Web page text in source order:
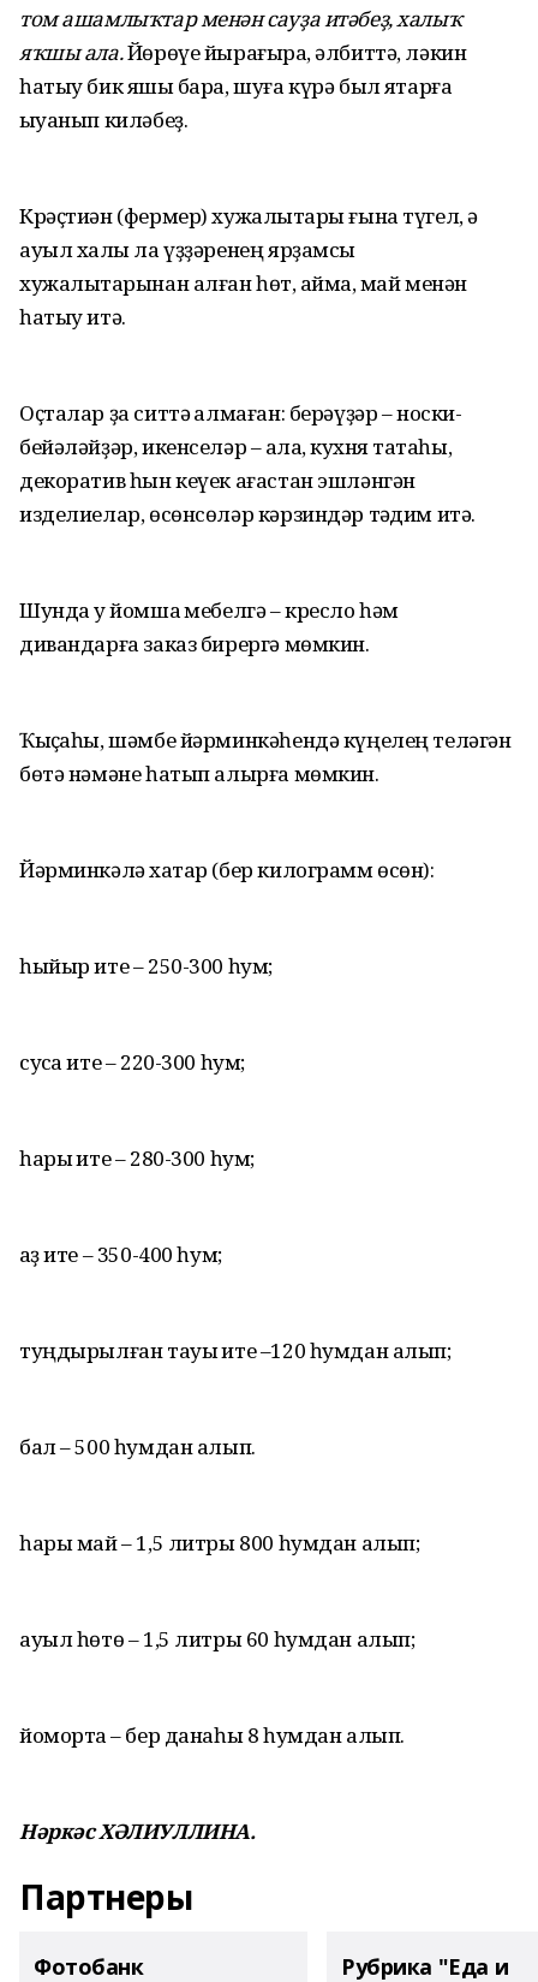
том ашамлыҡтар менән сауҙа итәбеҙ, халыҡ
яҡшы ала.Йөрөүе йырағыраҡ, әлбиттә, ләкин
һатыу бик яҡшы бара, шуға күрә был яҡтарға
ҡыуанып киләбеҙ.
Крәҫтиән (фермер) хужалыҡтары ғына түгел, ә
ауыл халҡы ла үҙҙәренең ярҙамсы
хужалыҡтарынан алған һөт, ҡаймаҡ, май менән
һатыу итә.
Оҫталар ҙа ситтә ҡалмаған: берәүҙәр – носки-
бейәләйҙәр, икенселәр – ҡалаҡ, кухня таҡтаһы,
декоратив һын кеүек ағастан эшләнгән
изделиелар, өсөнсөләр кәрзиндәр тәҡдим итә.
Шунда уҡ йомшаҡ мебелгә – кресло һәм
дивандарға заказ бирергә мөмкин.
Ҡыҫҡаһы, шәмбе йәрминкәһендә күңелең теләгән
бөтә нәмәне һатып алырға мөмкин.
Йәрминкәлә хаҡтар (бер килограмм өсөн):
һыйыр ите – 250-300 һум;
сусҡа ите – 220-300 һум;
һарыҡ ите – 280-300 һум;
ҡаҙ ите – 350-400 һум;
туңдырылған тауыҡ ите –120 һумдан алып;
бал – 500 һумдан алып.
һары май – 1,5 литры 800 һумдан алып;
ауыл һөтө – 1,5 литры 60 һумдан алып;
йомортҡа – бер данаһы 8 һумдан алып.
Нәркәс ХӘЛИУЛЛИНА.
Партнеры
Фотобанк Рубрика "Еда и